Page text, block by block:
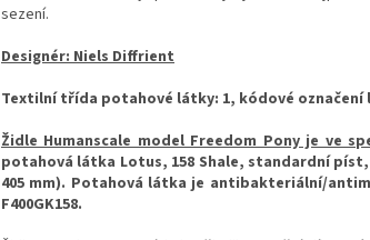
sezení.
Designér: Niels Diffrient
Textilní třída potahové látky: 1, kódové označení
Židle Humanscale model Freedom Pony je ve
potahová látka Lotus, 158 Shale, standardní
405 mm). Potahová látka je antibakteriální/
F400GK158.